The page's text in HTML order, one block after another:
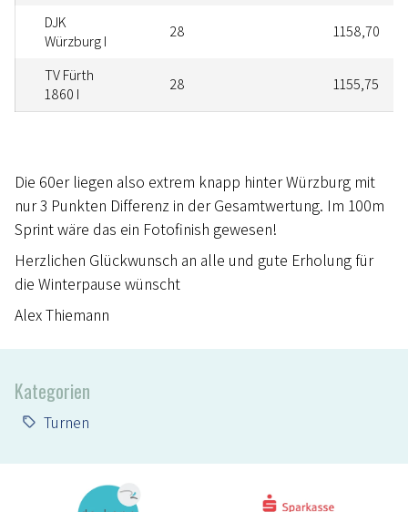
DJK
Würzburg I
28 1158,70
TV Fürth
1860 I
28 1155,75
Die 60er liegen also extrem knapp hinter Würzburg mit
nur 3 Punkten Differenz in der Gesamtwertung. Im 100m
Sprint wäre das ein Fotofinish gewesen!
Herzlichen Glückwunsch an alle und gute Erholung für
die Winterpause wünscht
Alex Thiemann
Kategorien
Turnen